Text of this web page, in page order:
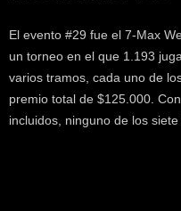
El evento #29 fue el 7-Max
un torneo en el que 1.193
varios tramos, cada uno de
premio total de $125.000.
incluidos, ninguno de los